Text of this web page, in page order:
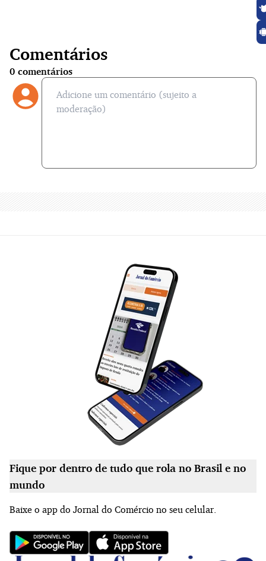
Comentários
0 comentários
Fique por dentro de tudo que rola no Brasil e no
mundo
Baixe o app do Jornal do Comércio no seu celular.